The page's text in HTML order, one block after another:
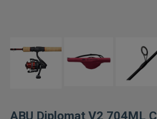
Havsfiskeset
Trollingset
ABU Diplomat V2 704ML